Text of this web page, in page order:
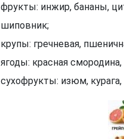
фрукты: инжир, бананы,
шиповник;
крупы: гречневая,
ягоды: красная смородина,
сухофрукты: изюм, курага,